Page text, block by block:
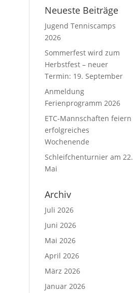
Neueste Beiträge
Jugend Tenniscamps
2026
Sommerfest wird zum
Herbstfest – neuer
Termin: 19. September
Anmeldung
Ferienprogramm 2026
ETC-Mannschaften feiern
erfolgreiches
Wochenende
Schleifchenturnier am 22.
Mai
Archiv
Juli 2026
Juni 2026
Mai 2026
April 2026
März 2026
Januar 2026